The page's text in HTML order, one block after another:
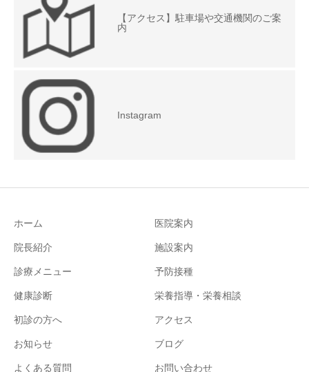
【アクセス】駐車場や交通機関のご案
内
Instagram
ホーム 医院案内
院長紹介 施設案内
診療メニュー 予防接種
健康診断 栄養指導・栄養相談
初診の方へ アクセス
お知らせ ブログ
よくある質問 お問い合わせ